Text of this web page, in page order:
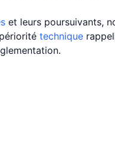
et leurs poursuivants,
technique